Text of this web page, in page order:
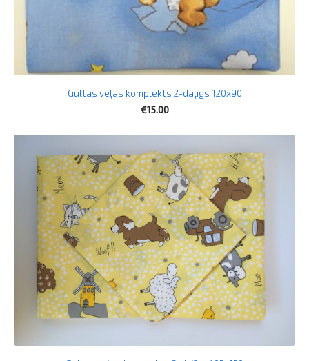
Gultas veļas komplekts 2-daļīgs 120x90
€15.00